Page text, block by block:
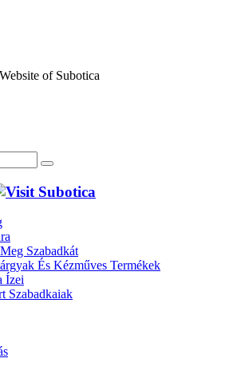
of Subotica
Szabadkát
És Kézműves Termékek
Ízei
Szabadkaiak